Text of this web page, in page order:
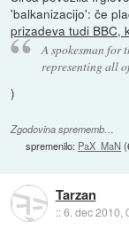
'balkanizacijo': če
prizadeva tudi BBC,
A spokesman for
representing all
)
Zgodovina sprememb…
spremenilo: PaX_MaN (
Tarzan
::6. dec 2010,